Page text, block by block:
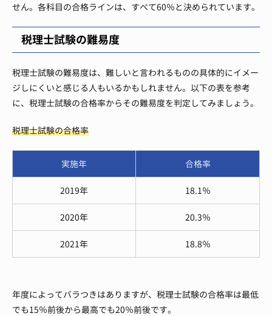
せん。各科目の合格ラインは、すべて60％と決められています。
税理士試験の難易度
税理士試験の難易度は、難しいと言われるものの具体的にイメー
ジしにくいと感じる人もいるかもしれません。以下の表を参考
に、税理士試験の合格率からその難易度を判定してみましょう。
税理士試験の合格率
実施年 合格率
2019年 18.1％
2020年 20.3％
2021年 18.8％
年度によってバラつきはありますが、税理士試験の合格率は最低
でも15％前後から最高でも20％前後です。